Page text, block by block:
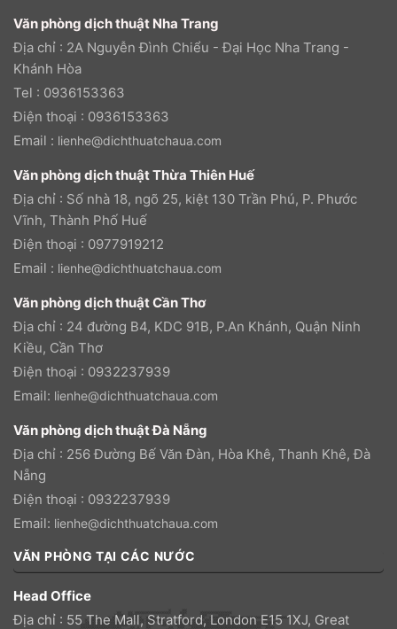
Văn phòng dịch thuật Nha Trang
Địa chỉ : 2A Nguyễn Đình Chiểu - Đại Học Nha Trang -
Khánh Hòa
Tel : 0936153363
Điện thoại : 0936153363
Email : lienhe@dichthuatchaua.com
Văn phòng dịch thuật Thừa Thiên Huế
Địa chỉ : Số nhà 18, ngõ 25, kiệt 130 Trần Phú, P. Phước
Vĩnh, Thành Phố Huế
Điện thoại : 0977919212
Email : lienhe@dichthuatchaua.com
Văn phòng dịch thuật Cần Thơ
Địa chỉ : 24 đường B4, KDC 91B, P.An Khánh, Quận Ninh
Kiều, Cần Thơ
Điện thoại : 0932237939
Email: lienhe@dichthuatchaua.com
Văn phòng dịch thuật Đà Nẵng
Địa chỉ : 256 Đường Bế Văn Đàn, Hòa Khê, Thanh Khê, Đà
Nẵng
Điện thoại : 0932237939
Email: lienhe@dichthuatchaua.com
VĂN PHÒNG TẠI CÁC NƯỚC
Head Office
Địa chỉ : 55 The Mall, Stratford, London E15 1XJ, Great